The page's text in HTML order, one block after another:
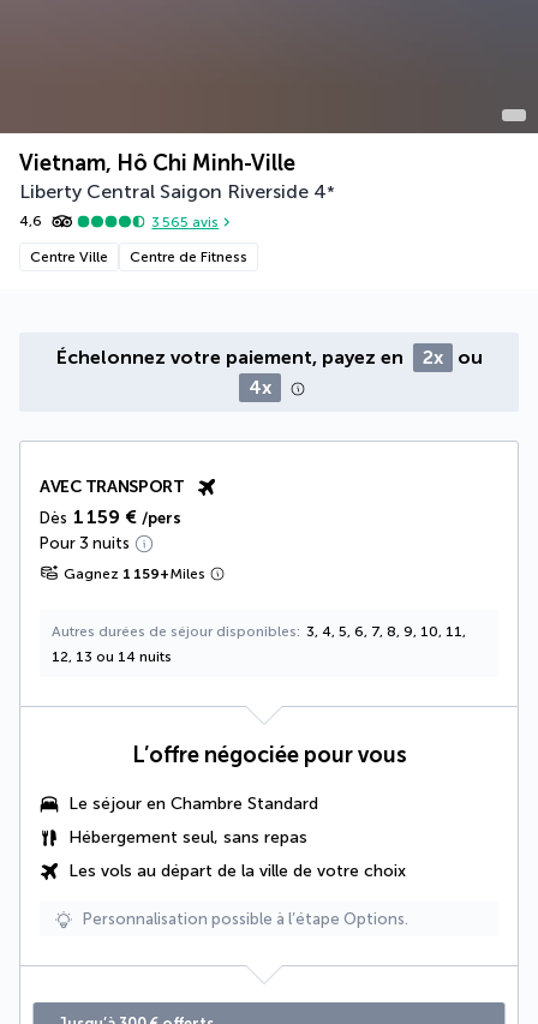
Vietnam, Hô Chi Minh-Ville
Liberty Central Saigon Riverside 4*
4,6 3 565 avis
Centre Ville Centre de Fitness
Échelonnez votre paiement, payez en 2x
ou
4x
AVEC TRANSPORT
Dès 1 159 € /pers
Pour 3 nuits
Gagnez 1 159+Miles
Autres durées de séjour disponibles
3, 4, 5, 6, 7, 8, 9, 10, 11,
12, 13 ou 14 nuits
L’offre négociée pour vous
Le séjour en Chambre Standard
Hébergement seul, sans repas
Les vols au départ de la ville de votre choix
Personnalisation possible à l’étape Options.